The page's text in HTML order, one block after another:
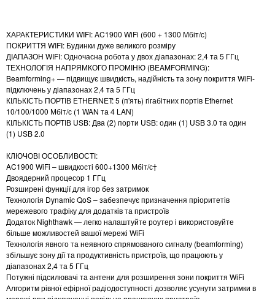
ХАРАКТЕРИСТИКИ WIFI: AC1900 WiFi (600 + 1300 Мбіт/с)
ПОКРИТТЯ WIFI: Будинки дуже великого розміру
ДІАПАЗОН WIFI: Одночасна робота у двох діапазонах: 2,4 та 5 ГГц
ТЕХНОЛОГІЯ НАПРЯМКОГО ПРОМІНЮ (BEAMFORMING):
Beamforming+ — підвищує швидкість, надійність та зону покриття WiFi-
підключень у діапазонах 2,4 та 5 ГГц
КІЛЬКІСТЬ ПОРТІВ ETHERNET: 5 (п'ять) гігабітних портів Ethernet
10/100/1000 Мбіт/с (1 WAN та 4 LAN)
КІЛЬКІСТЬ ПОРТІВ USB: Два (2) порти USB: один (1) USB 3.0 та один
(1) USB 2.0
КЛЮЧОВІ ОСОБЛИВОСТІ:
AC1900 WiFi – швидкості 600+1300 Мбіт/с†
Двоядерний процесор 1 ГГц
Розширені функції для ігор без затримок
Технологія Dynamic QoS – забезпечує призначення пріоритетів
мережевого трафіку для додатків та пристроїв
Додаток Nighthawk — легко налаштуйте роутер і використовуйте
більше можливостей вашої мережі WiFi
Технологія явного та неявного спрямованого сигналу (beamforming)
збільшує зону дії та продуктивність пристроїв, що працюють у
діапазонах 2,4 та 5 ГГц
Потужні підсилювачі та антени для розширення зони покриття WiFi
Алгоритм рівної ефірної радіодоступності дозволяє усунути затримки в